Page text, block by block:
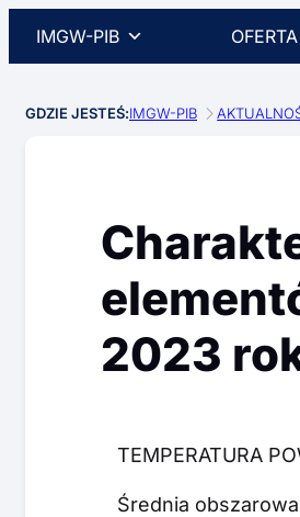
IMGW-PIB OFERTA
GDZIE JESTEŚ:IMGW-PIB
2023
TEMPERATURA
Średnia